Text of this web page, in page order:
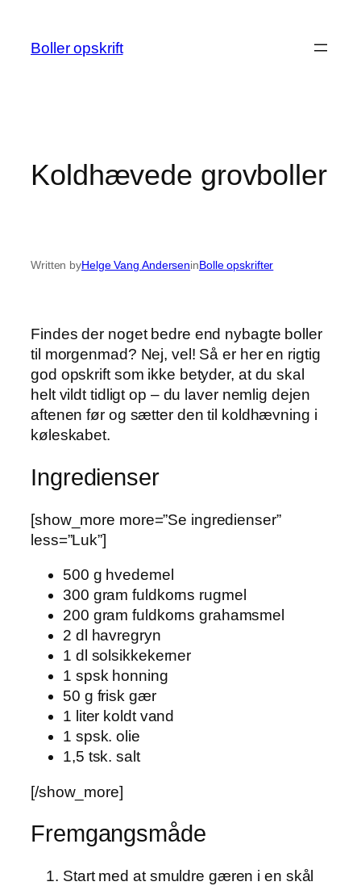
indhold
Boller opskrift
Koldhævede grovboller
Written byHelge Vang AnderseninBolle opskrifter
Findes der noget bedre end nybagte boller
til morgenmad? Nej, vel! Så er her en rigtig
god opskrift som ikke betyder, at du skal
helt vildt tidligt op – du laver nemlig dejen
aftenen før og sætter den til koldhævning i
køleskabet.
Ingredienser
[show_more more=”Se ingredienser”
less=”Luk”]
500 g hvedemel
300 gram fuldkorns rugmel
200 gram fuldkorns grahamsmel
2 dl havregryn
1 dl solsikkekerner
1 spsk honning
50 g frisk gær
1 liter koldt vand
1 spsk. olie
1,5 tsk. salt
[/show_more]
Fremgangsmåde
Start med at smuldre gæren i en skål